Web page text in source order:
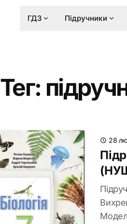
ГДЗ Підручники
Тег:
28